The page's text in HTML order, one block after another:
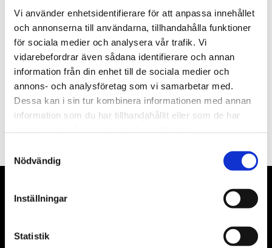
Vi använder enhetsidentifierare för att anpassa innehållet
och annonserna till användarna, tillhandahålla funktioner
för sociala medier och analysera vår trafik. Vi
vidarebefordrar även sådana identifierare och annan
information från din enhet till de sociala medier och
annons- och analysföretag som vi samarbetar med.
Dessa kan i sin tur kombinera informationen med annan
information som du har tillhandahållit eller som de har
Nödvändig
Inställningar
Statistik
Nyhetsbrev
PRENUMERERA
VÅRA LEVERANTÖRER
& däckmaskiner och Master luftmaskiner. Kontakta oss